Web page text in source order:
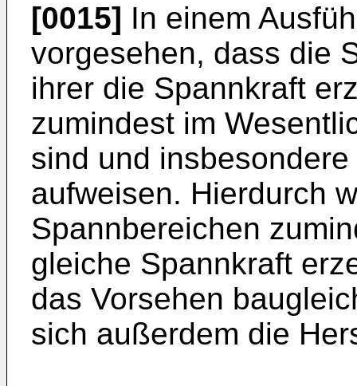
[0015] In einem
vorgesehen, dass die
ihrer die Spannkraft
zumindest im
sind und
aufweisen. Hierdurch
Spannbereichen
gleiche Spannkraft
das Vorsehen
sich außerdem die